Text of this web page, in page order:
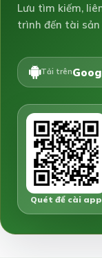
Lưu tìm kiếm,
trình đến tài
Tải trên
Quét để cài app